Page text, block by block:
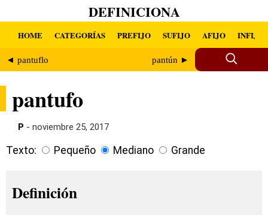
DEFINICIONA
HOME CATEGORÍAS PREFIJO SUFIJO AFIJO INFIJO
◄ pantuflo pantún ►
pantufo
P - noviembre 25, 2017
Texto: Pequeño Mediano Grande
Definición